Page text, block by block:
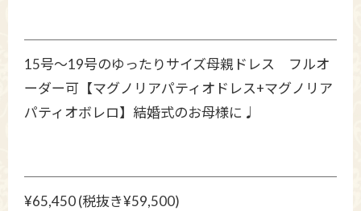
15号～19号のゆったりサイズ母親ドレス フルオ
ーダー可【マグノリアパティオドレス+マグノリア
パティオボレロ】結婚式のお母様に♩
¥65,450 (税抜き¥59,500)